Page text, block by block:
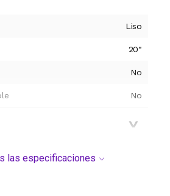
Liso
20"
No
No
las especificaciones